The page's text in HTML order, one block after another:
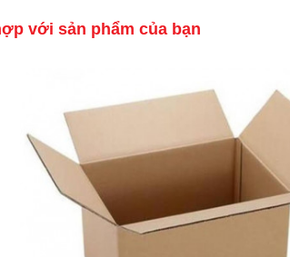
với sản phẩm của bạn